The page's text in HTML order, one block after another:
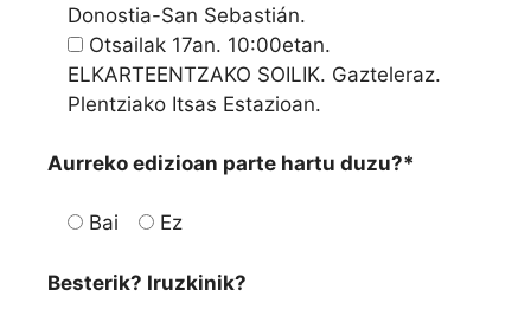
Donostia-San Sebastián.
Otsailak 17an. 10:00etan.
ELKARTEENTZAKO SOILIK. Gazteleraz.
Plentziako Itsas Estazioan.
Aurreko edizioan parte hartu duzu?*
Bai Ez
Besterik? Iruzkinik?